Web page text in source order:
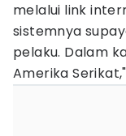
melalui link
sistemnya
pelaku. Dalam
Amerika